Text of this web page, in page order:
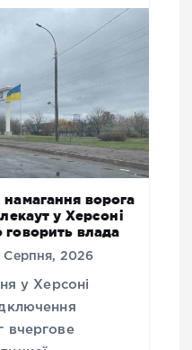
ворога
у Херсоні
влада
Серпня, 2026
у Херсоні
вчергове